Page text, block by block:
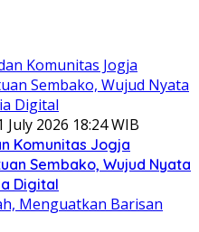
July 2026 18:24 WIB
Komunitas Jogja
Sembako, Wujud Nyata
Digital